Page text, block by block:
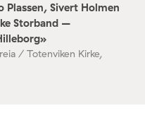
Plassen, Sivert Holmen
Storband –
/ Totenviken Kirke,